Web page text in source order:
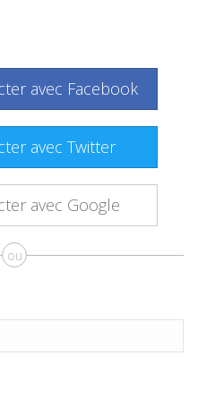
avec Facebook
avec Twitter
avec Google
ou